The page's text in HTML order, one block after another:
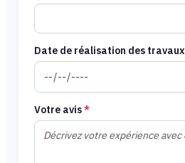
Date de réalisation des travaux
Votre avis*